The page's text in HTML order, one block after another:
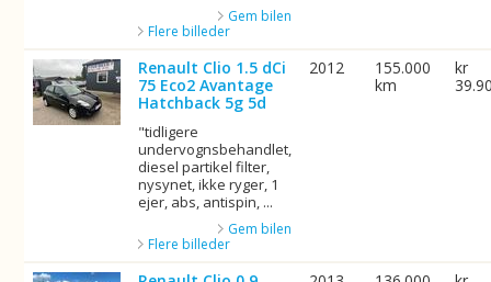
Gem bilen
Flere billeder
Renault Clio 1.5 dCi
75 Eco2 Avantage
Hatchback 5g 5d
"tidligere
undervognsbehandlet,
diesel partikel filter,
nysynet, ikke ryger, 1
ejer, abs, antispin, ...
Gem bilen
Flere billeder
2012
155.000
km
kr